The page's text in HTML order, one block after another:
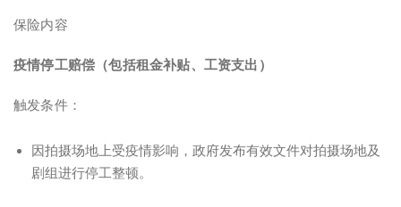
保险内容
疫情停工赔偿（包括租金补贴、工资支出）
触发条件：
因拍摄场地上受疫情影响，政府发布有效文件对拍摄场地及
剧组进行停工整顿。